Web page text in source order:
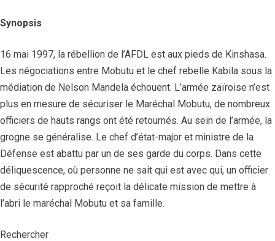
Synopsis
16 mai 1997, la rébellion de l’AFDL est aux pieds de Kinshasa.
Les négociations entre Mobutu et le chef rebelle Kabila sous la
médiation de Nelson Mandela échouent. L’armée zaïroise n’est
plus en mesure de sécuriser le Maréchal Mobutu, de nombreux
officiers de hauts rangs ont été retournés. Au sein de l’armée, la
grogne se généralise. Le chef d’état-major et ministre de la
Défense est abattu par un de ses garde du corps. Dans cette
déliquescence, où personne ne sait qui est avec qui, un officier
de sécurité rapproché reçoit la délicate mission de mettre à
l’abri le maréchal Mobutu et sa famille.
Rechercher